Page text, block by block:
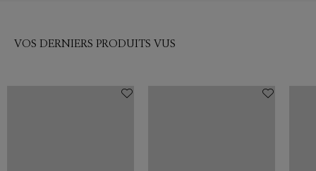
VOS DERNIERS PRODUITS VUS